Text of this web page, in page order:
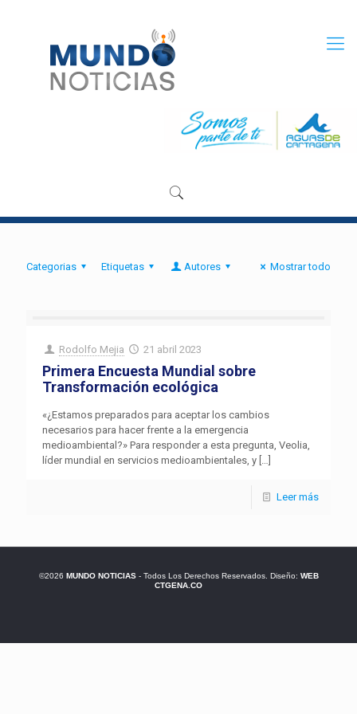
Categorias Etiquetas Autores Mostrar todo
Rodolfo Mejia 21 abril 2023
Primera Encuesta Mundial sobre
Transformación ecológica
«¿Estamos preparados para aceptar los cambios
necesarios para hacer frente a la emergencia
medioambiental?» Para responder a esta pregunta, Veolia,
líder mundial en servicios medioambientales, y […]
Leer más
©2026 MUNDO NOTICIAS- Todos Los Derechos Reservados. Diseño: WEB
CTGENA.CO